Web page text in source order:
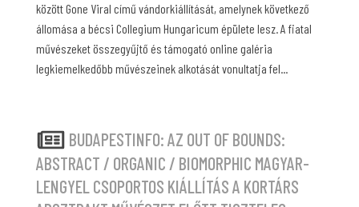
között Gone Viral című vándorkiállítását, amelynek következő
állomása a bécsi Collegium Hungaricum épülete lesz. A fiatal
művészeket összegyűjtő és támogató online galéria
legkiemelkedőbb művészeinek alkotását vonultatja fel...
BUDAPESTINFO: AZ OUT OF BOUNDS:
ABSTRACT / ORGANIC / BIOMORPHIC MAGYAR-
LENGYEL CSOPORTOS KIÁLLÍTÁS A KORTÁRS